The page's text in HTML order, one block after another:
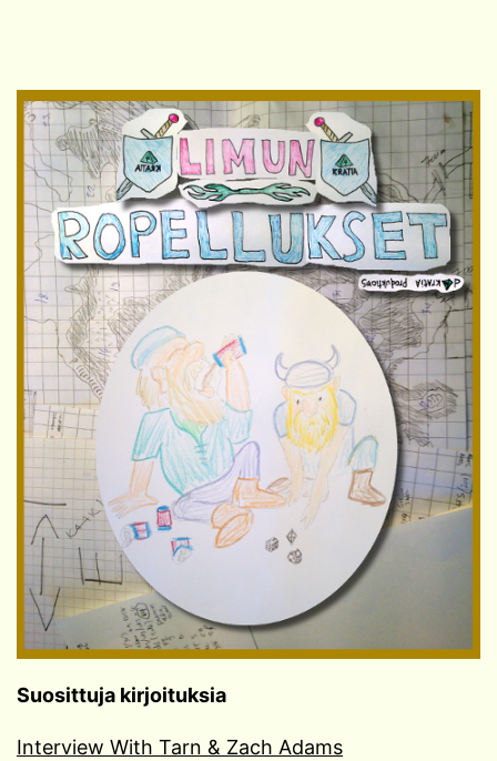
Suosittuja kirjoituksia
Interview With Tarn & Zach Adams